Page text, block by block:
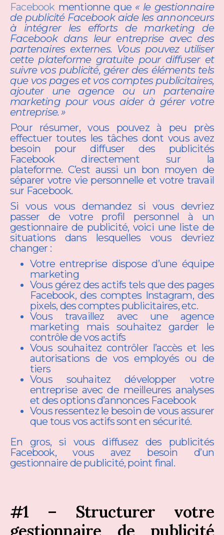
Facebook mentionne que « le gestionnaire
de publicité Facebook aide les annonceurs
à intégrer les efforts de marketing de
Facebook dans leur entreprise avec des
partenaires externes. Vous pouvez utiliser
cette plateforme gratuite pour diffuser et
suivre vos publicité, gérer des éléments tels
que vos pages et vos comptes publicitaires,
ajouter une agence ou un partenaire
marketing pour vous aider à gérer votre
entreprise. »
Pour résumer, vous pouvez à peu près
effectuer toutes les tâches dont vous avez
besoin pour diffuser des publicités
Facebook directement sur la
plateforme. C’est aussi un bon moyen de
séparer votre vie personnelle et votre travail
sur Facebook.
Si vous vous demandez si vous devriez
passer de votre profil personnel à un
gestionnaire de publicité, voici une liste de
situations dans lesquelles vous devriez
changer :
Votre entreprise dispose d’une équipe
marketing
Vous gérez des actifs tels que des pages
Facebook, des comptes Instagram, des
pixels, des comptes publicitaires, etc.
Vous travaillez avec une agence
marketing mais souhaitez garder le
contrôle de vos actifs
Vous souhaitez contrôler l’accès et les
autorisations de vos employés ou de
tiers
Vous souhaitez développer votre
entreprise avec de meilleures analyses
et des options d’annonces Facebook
Vous ressentez le besoin de vous assurer
que tous vos actifs sont en sécurité.
En gros, si vous diffusez des publicités
Facebook, vous avez besoin d’un
gestionnaire de publicité, point final.
#1 – Structurer votre
gestionnaire de publicité